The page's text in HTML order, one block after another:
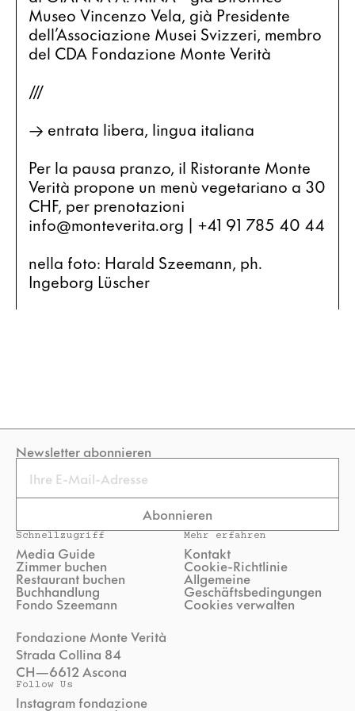
Museo Vincenzo Vela, già Presidente
dell’Associazione Musei Svizzeri, membro
del CDA Fondazione Monte Verità
///
→ entrata libera, lingua italiana
Per la pausa pranzo, il Ristorante Monte
Verità propone un menù vegetariano a 30
CHF, per prenotazioni
info@monteverita.org | +41 91 785 40 44
nella foto: Harald Szeemann, ph.
Ingeborg Lüscher
Newsletter abonnieren
Email
Abonnieren
Schnellzugriff
Media Guide
Zimmer buchen
Restaurant buchen
Buchhandlung
Fondo Szeemann
Mehr erfahren
Kontakt
Cookie-Richtlinie
Allgemeine
Geschäftsbedingungen
Cookies verwalten
Fondazione Monte Verità
Strada Collina 84
CH—6612 Ascona
Follow Us
Instagram fondazione